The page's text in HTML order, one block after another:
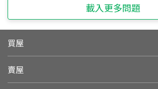
載入更多問題
買屋
賣屋